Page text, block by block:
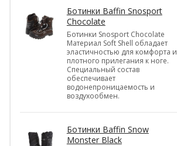
Ботинки Baffin Snosport
Chocolate
Ботинки Snosport Chocolate
Материал Soft Shell обладает
эластичностью для комфорта и
плотного прилегания к ноге.
Специальный состав
обеспечивает
водонепроницаемость и
воздухообмен.
Ботинки Baffin Snow
Monster Black